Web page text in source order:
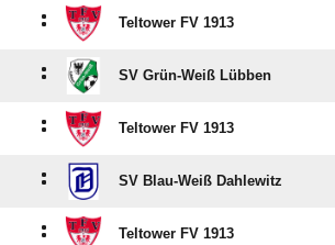
: Teltower FV 1913
: SV Grün-Weiß Lübben
: Teltower FV 1913
: SV Blau-Weiß Dahlewitz
: Teltower FV 1913